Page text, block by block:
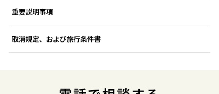
重要説明事項
取消規定、および旅行条件書